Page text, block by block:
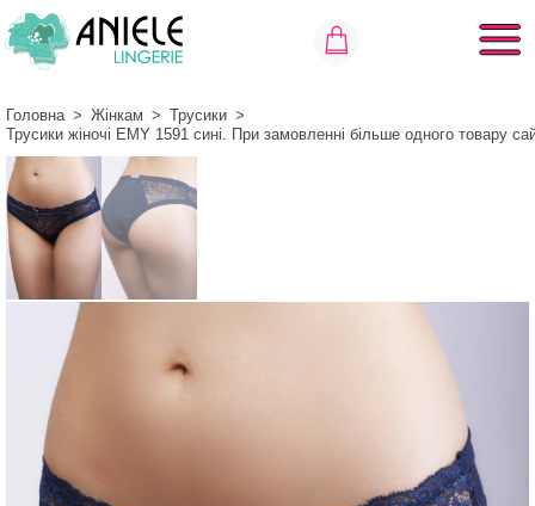
Головна > Жінкам > Трусики >
Трусики жіночі EMY 1591 сині. При замовленні більше одного товару